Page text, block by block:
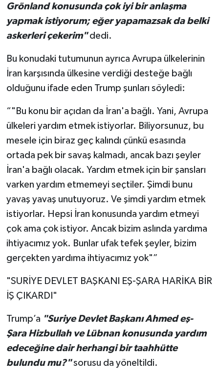
Grönland konusunda çok iyi bir anlaşma
yapmak istiyorum; eğer yapamazsak da belki
askerleri çekerim"dedi.
Bu konudaki tutumunun ayrıca Avrupa ülkelerinin
İran karşısında ülkesine verdiği desteğe bağlı
olduğunu ifade eden Trump şunları söyledi:
“"Bu konu bir açıdan da İran'a bağlı. Yani, Avrupa
ülkeleri yardım etmek istiyorlar. Biliyorsunuz, bu
mesele için biraz geç kalındı çünkü esasında
ortada pek bir savaş kalmadı, ancak bazı şeyler
İran'a bağlı olacak. Yardım etmek için bir şansları
varken yardım etmemeyi seçtiler. Şimdi bunu
yavaş yavaş unutuyoruz. Ve şimdi yardım etmek
istiyorlar. Hepsi İran konusunda yardım etmeyi
çok ama çok istiyor. Ancak bizim aslında yardıma
ihtiyacımız yok. Bunlar ufak tefek şeyler, bizim
gerçekten yardıma ihtiyacımız yok"”
"SURİYE DEVLET BAŞKANI EŞ-ŞARA HARİKA BİR
İŞ ÇIKARDI"
Trump’a "Suriye Devlet Başkanı Ahmed eş-
Şara Hizbullah ve Lübnan konusunda yardım
edeceğine dair herhangi bir taahhütte
bulundu mu?"sorusu da yöneltildi.